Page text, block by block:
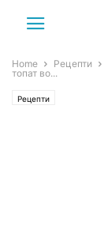
Home Рецепти
топат во...
Рецепти